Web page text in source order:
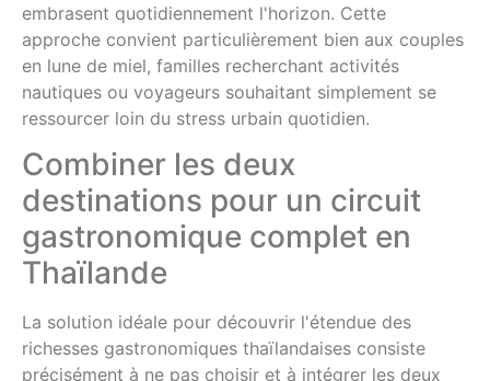
embrasent quotidiennement l'horizon. Cette
approche convient particulièrement bien aux couples
en lune de miel, familles recherchant activités
nautiques ou voyageurs souhaitant simplement se
ressourcer loin du stress urbain quotidien.
Combiner les deux
destinations pour un circuit
gastronomique complet en
Thaïlande
La solution idéale pour découvrir l'étendue des
richesses gastronomiques thaïlandaises consiste
précisément à ne pas choisir et à intégrer les deux